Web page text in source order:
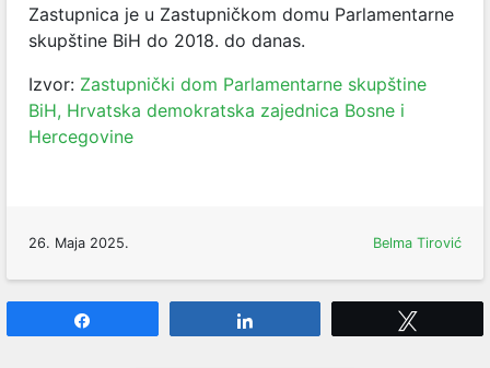
Zastupnica je u Zastupničkom domu Parlamentarne
skupštine BiH do 2018. do danas.
Izvor: Zastupnički dom Parlamentarne skupštine
BiH, Hrvatska demokratska zajednica Bosne i
Hercegovine
26. Maja 2025. Belma Tirović